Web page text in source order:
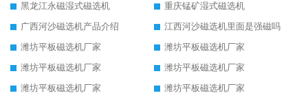
黑龙江永磁湿式磁选机
重庆锰矿湿式磁选机
广西河沙磁选机产品介绍
江西河沙磁选机里面是强磁吗
潍坊平板磁选机厂家
潍坊平板磁选机厂家
潍坊平板磁选机厂家
潍坊平板磁选机厂家
潍坊平板磁选机厂家
潍坊平板磁选机厂家